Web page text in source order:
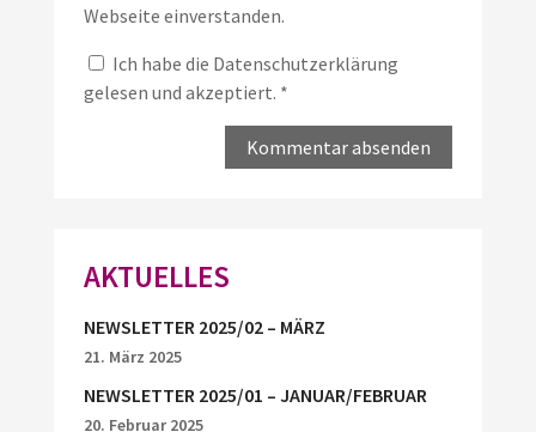
Webseite einverstanden.
Ich habe die Datenschutzerklärung
gelesen und akzeptiert. *
AKTUELLES
NEWSLETTER 2025/02 – MÄRZ
21. März 2025
NEWSLETTER 2025/01 – JANUAR/FEBRUAR
20. Februar 2025